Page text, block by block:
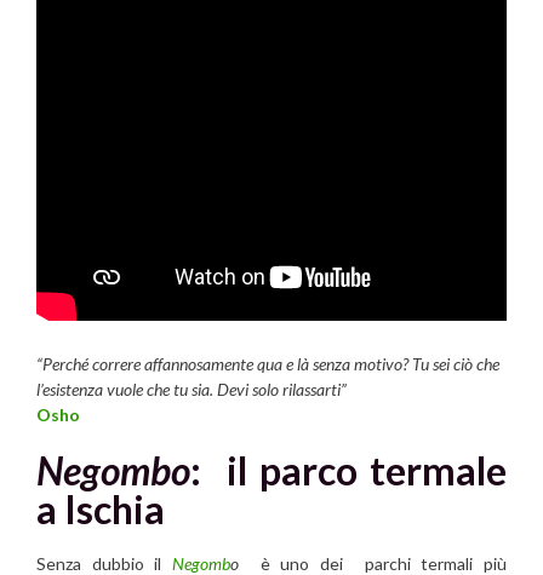
“Perché correre affannosamente qua e là senza motivo? Tu sei ciò che
l’esistenza vuole che tu sia. Devi solo rilassarti”
Osho
Negombo: il parco termale
a Ischia
Senza dubbio ilNegombo è uno dei parchi termali più